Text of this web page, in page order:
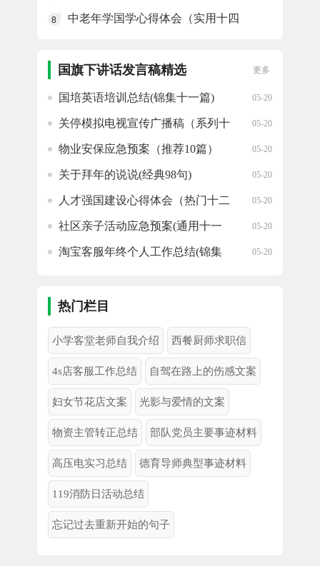
8
中老年学国学心得体会（实用十四
国旗下讲话发言稿精选 更多
国培英语培训总结(锦集十一篇) 05-20
关停模拟电视宣传广播稿（系列十
05-20
物业安保应急预案（推荐10篇） 05-20
关于拜年的说说(经典98句) 05-20
人才强国建设心得体会（热门十二
05-20
社区亲子活动应急预案(通用十一
05-20
淘宝客服年终个人工作总结(锦集
05-20
热门栏目
小学客堂老师自我介绍 西餐厨师求职信
4s店客服工作总结 自驾在路上的伤感文案
妇女节花店文案 光影与爱情的文案
物资主管转正总结 部队党员主要事迹材料
高压电实习总结 德育导师典型事迹材料
119消防日活动总结
忘记过去重新开始的句子